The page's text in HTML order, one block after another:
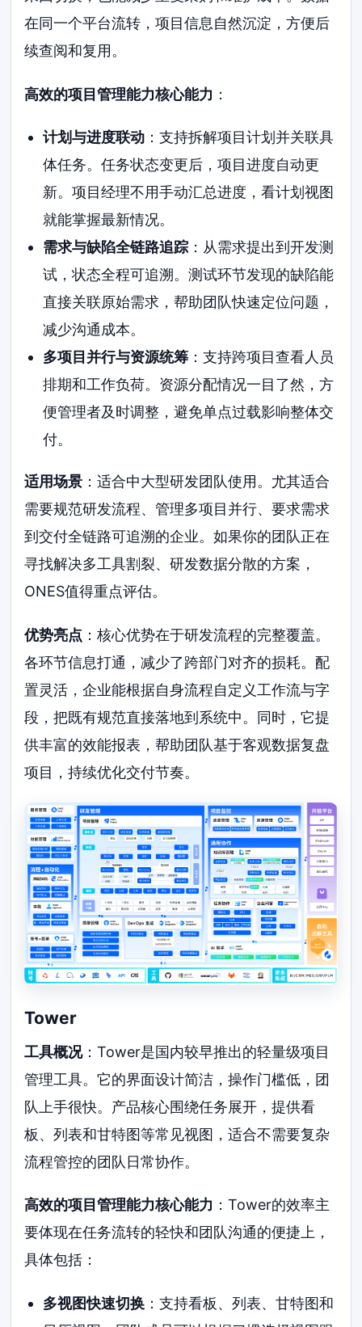
在同一个平台流转，项目信息自然沉淀，方便后
续查阅和复用。
高效的项目管理能力核心能力 ：
计划与进度联动：支持拆解项目计划并关联具
体任务。任务状态变更后，项目进度自动更
新。项目经理不用手动汇总进度，看计划视图
就能掌握最新情况。
需求与缺陷全链路追踪：从需求提出到开发测
试，状态全程可追溯。测试环节发现的缺陷能
直接关联原始需求，帮助团队快速定位问题，
减少沟通成本。
多项目并行与资源统筹：支持跨项目查看人员
排期和工作负荷。资源分配情况一目了然，方
便管理者及时调整，避免单点过载影响整体交
付。
适用场景 ：适合中大型研发团队使用。尤其适合
需要规范研发流程、管理多项目并行、要求需求
到交付全链路可追溯的企业。如果你的团队正在
寻找解决多工具割裂、研发数据分散的方案，
ONES值得重点评估。
优势亮点 ：核心优势在于研发流程的完整覆盖。
各环节信息打通，减少了跨部门对齐的损耗。配
置灵活，企业能根据自身流程自定义工作流与字
段，把既有规范直接落地到系统中。同时，它提
供丰富的效能报表，帮助团队基于客观数据复盘
项目，持续优化交付节奏。
Tower
工具概况：Tower是国内较早推出的轻量级项目
管理工具。它的界面设计简洁，操作门槛低，团
队上手很快。产品核心围绕任务展开，提供看
板、列表和甘特图等常见视图，适合不需要复杂
流程管控的团队日常协作。
高效的项目管理能力核心能力 ：Tower的效率主
要体现在任务流转的轻快和团队沟通的便捷上，
具体包括：
多视图快速切换：支持看板、列表、甘特图和